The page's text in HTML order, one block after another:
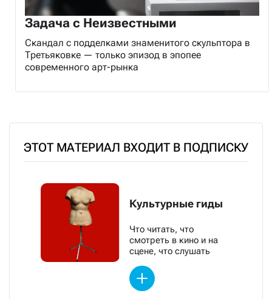
Задача с Неизвестными
Скандал с подделками знаменитого скульптора в
Третьяковке — только эпизод в эпопее
современного арт-рынка
ЭТОТ МАТЕРИАЛ ВХОДИТ В ПОДПИСКУ
Культурные гиды
Что читать, что
смотреть в кино и на
сцене, что слушать